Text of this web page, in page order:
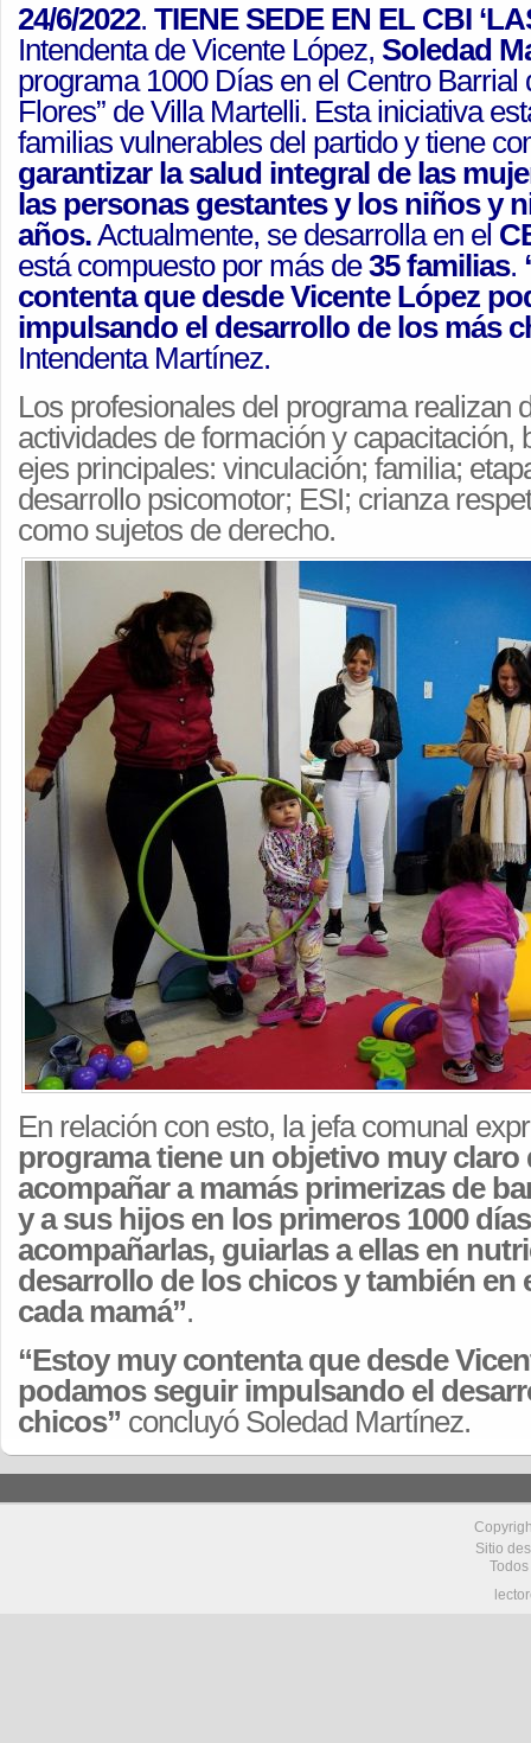
24/6/2022. TIENE SEDE EN EL CBI
Intendenta de Vicente López, Soledad
programa 1000 Días en el Centro Barrial
Flores” de Villa Martelli. Esta iniciativa
familias vulnerables del partido y tiene
garantizar la salud integral de las
las personas gestantes y los niños y
años.Actualmente, se desarrolla en el
está compuesto por más de35 familias.
contenta que desde Vicente López
impulsando el desarrollo de los más
Intendenta Martínez.
Los profesionales del programa realizan
actividades de formación y capacitación,
ejes principales: vinculación; familia;
desarrollo psicomotor; ESI; crianza
como sujetos de derecho.
En relación con esto, la jefa comunal
programa tiene un objetivo muy claro
acompañar a mamás primerizas de
y a sus hijos en los primeros 1000
acompañarlas, guiarlas a ellas en
desarrollo de los chicos y también en
cada mamá”.
“Estoy muy contenta que desde
podamos seguir impulsando el
chicos” concluyó Soledad Martínez.
Sitio